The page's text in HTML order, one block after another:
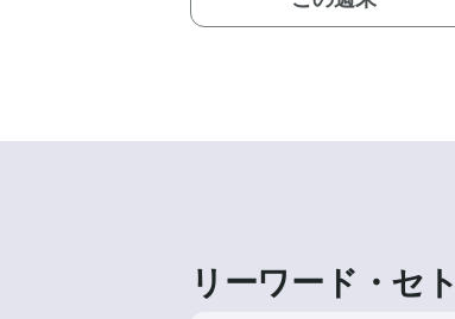
リーワード・セ